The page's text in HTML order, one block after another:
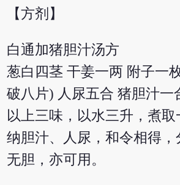
【方剂】
白通加猪胆汁汤方
葱白四茎 干姜一两 附子一
破八片) 人尿五合 猪胆汁一
以上三味，以水三升，煮取
纳胆汁、人尿，和令相得，
无胆，亦可用。